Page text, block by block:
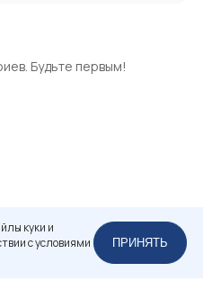
Будьте первым!
куки и
с условиями
ПРИНЯТЬ